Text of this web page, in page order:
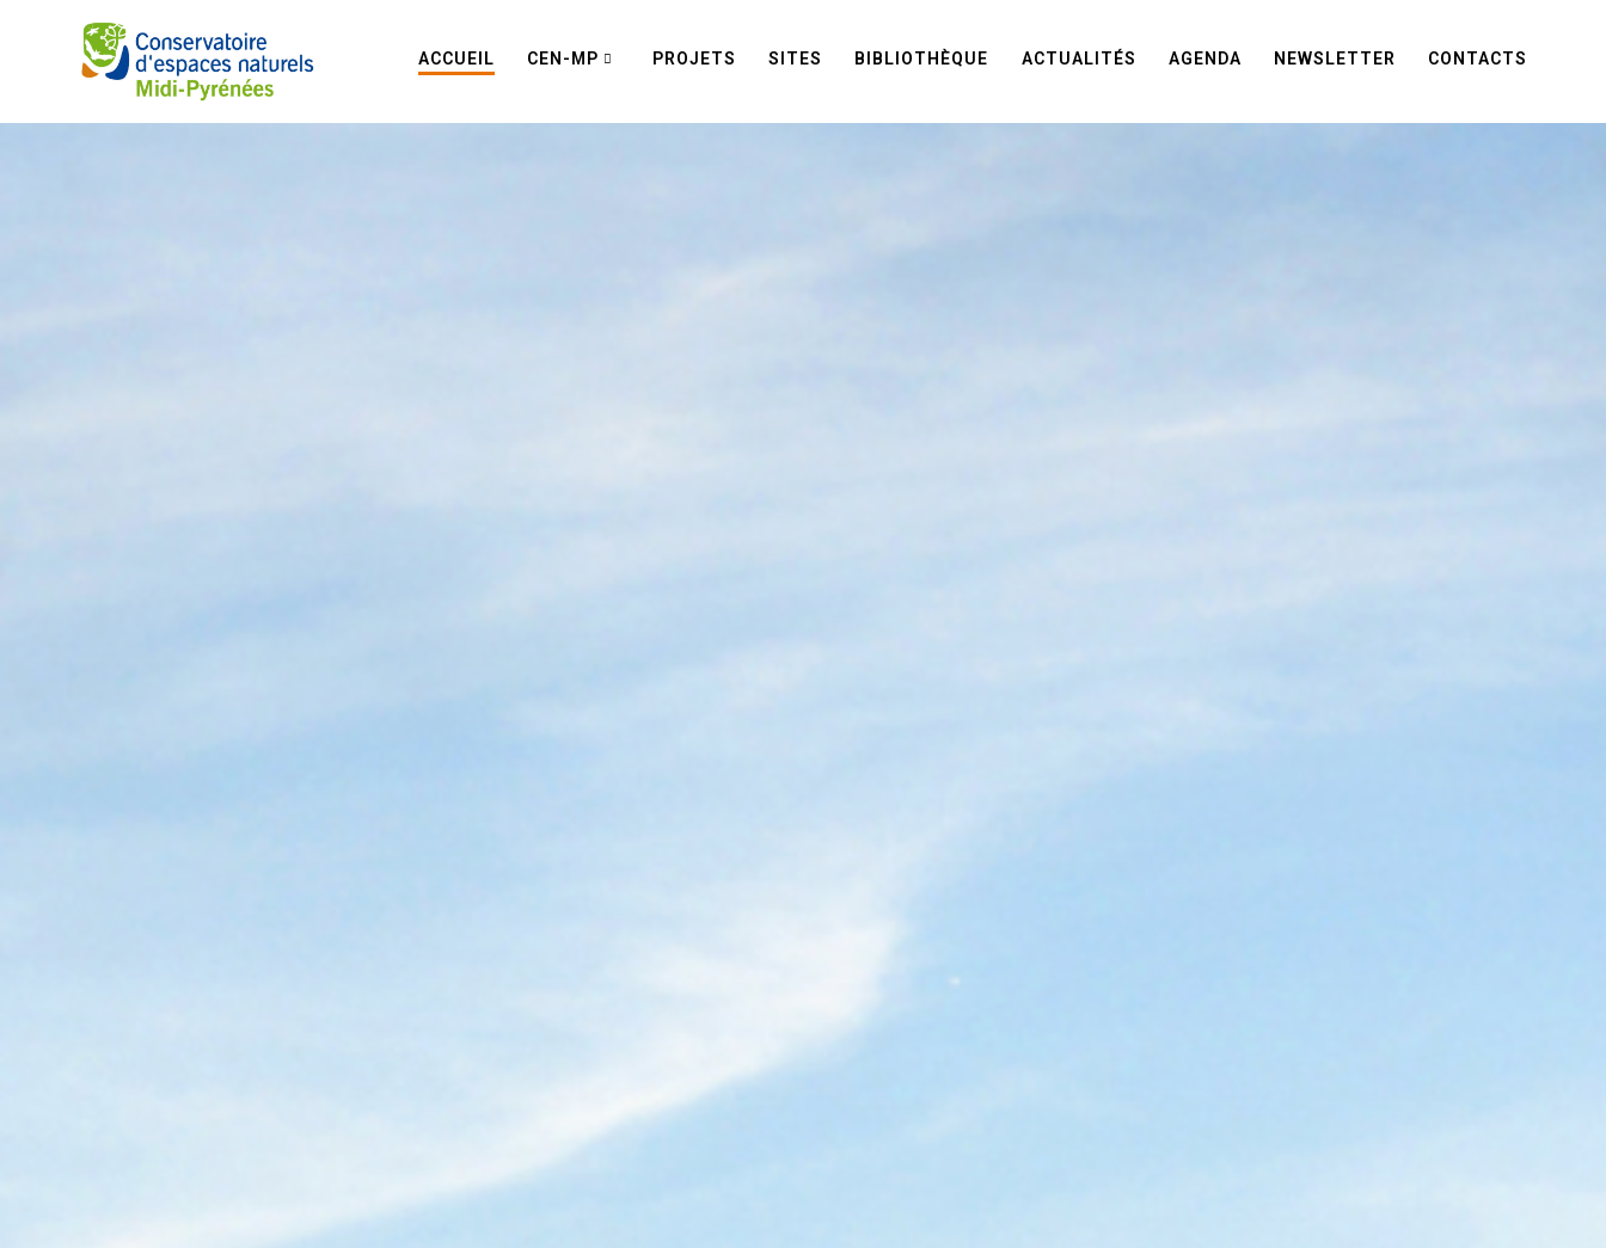
ACCUEIL CEN-MP PROJETS SITES BIBLIOTHÈQUE ACTUALITÉS AGENDA NEWSLETTER CONTACTS